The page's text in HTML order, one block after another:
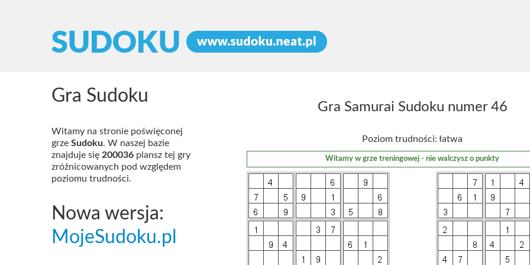
Gra Sudoku
Witamy na stronie poświęconej
grze Sudoku. W naszej bazie
znajduje się 200036 plansz tej gry
zróżnicowanych pod względem
poziomu trudności.
Nowa wersja:
MojeSudoku.pl
Gra Samurai Sudoku numer 46
Poziom trudności: łatwa
Witamy w grze treningowej - nie walczysz o punkty